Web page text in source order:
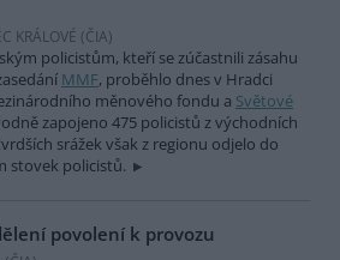
KRÁLOVÉ (ČIA)
policistům, kteří se zúčastnili zásahu
MMF, proběhlo dnes v Hradci
měnového fondu a Světové
zapojeno 475 policistů z východních
srážek však z regionu odjelo do
stovek policistů.
povolení k provozu